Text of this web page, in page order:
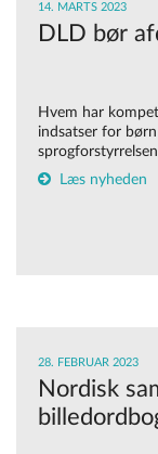
14. MARTS 2023
DLD bør
Hvem har
indsatser for
Læs nyheden
28. FEBRUAR 2023
Nordisk